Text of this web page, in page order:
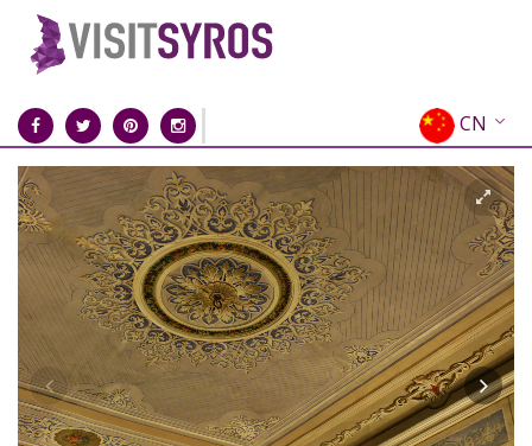
CN
EN
EL
FR
DE
IT
ES